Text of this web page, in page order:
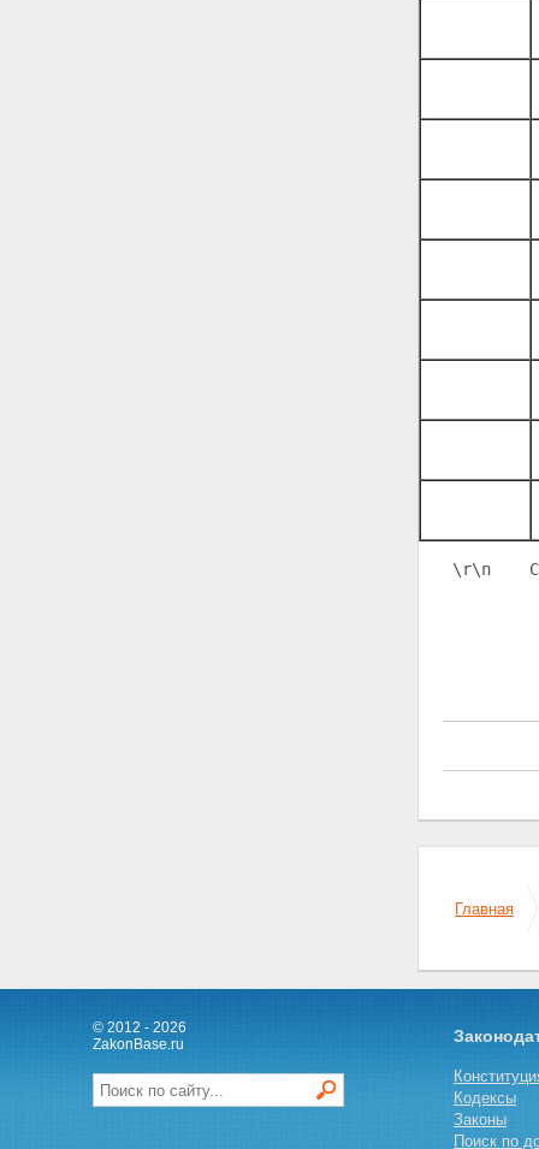
\r\n
Главная
© 2012 - 2026
ZakonBase.ru
Кодексы
Законы
Поиск по